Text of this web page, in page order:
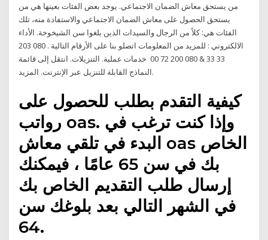
من يستحق معاش الضمان الاجتماعي. يوجد بعض الفئات بعينها هي من
يستحق الحصول على معاش الضمان الاجتماعي والاستفادة منه، تلك
الفئات هي: كلاً من الرجال والسيدات الذين بلغوا سن الشيخوخة. الأداء
الالكتروني : للمزيد من المعلومات اتصلو بنا على الأرقام التالية . 080 203
33 33 & 080 200 72 00 خدمات عملية. التنزيلات. انتقل إلى قائمة
النماذج القابلة للتنزيل عبر الإنترنت. المزيد.
كيفية التقدم بطلب للحصول على
رواتب oas. وإذا كنت ترغب في
البدء في تلقي معاش oas الخاص
بك في سن 65 عامًا ، فيمكنك
إرسال طلب التقديم الخاص بك
في الشهر التالي بعد بلوغك سن
64.